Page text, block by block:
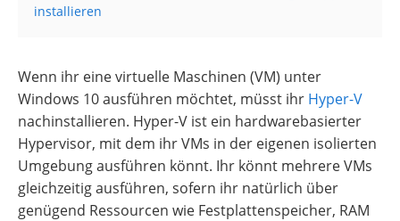
installieren
Wenn ihr eine virtuelle Maschinen (VM) unter
Windows 10 ausführen möchtet, müsst ihr Hyper-V
nachinstallieren. Hyper-V ist ein hardwarebasierter
Hypervisor, mit dem ihr VMs in der eigenen isolierten
Umgebung ausführen könnt. Ihr könnt mehrere VMs
gleichzeitig ausführen, sofern ihr natürlich über
genügend Ressourcen wie Festplattenspeicher, RAM